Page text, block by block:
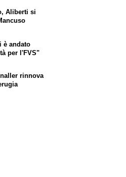
Aliberti si
è andato
per l'FVS"
rinnova